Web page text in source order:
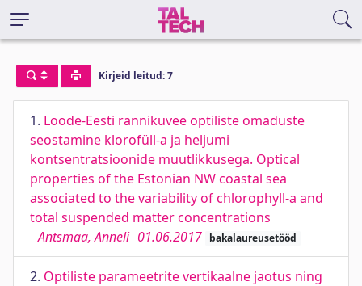
Kirjeid leitud: 7
1. Loode-Eesti rannikuvee optiliste omaduste
seostamine klorofüll-a ja heljumi
kontsentratsioonide muutlikkusega. Optical
properties of the Estonian NW coastal sea
associated to the variability of chlorophyll-a and
total suspended matter concentrations
Antsmaa, Anneli 01.06.2017 bakalaureusetööd
2. Optiliste parameetrite vertikaalne jaotus ning